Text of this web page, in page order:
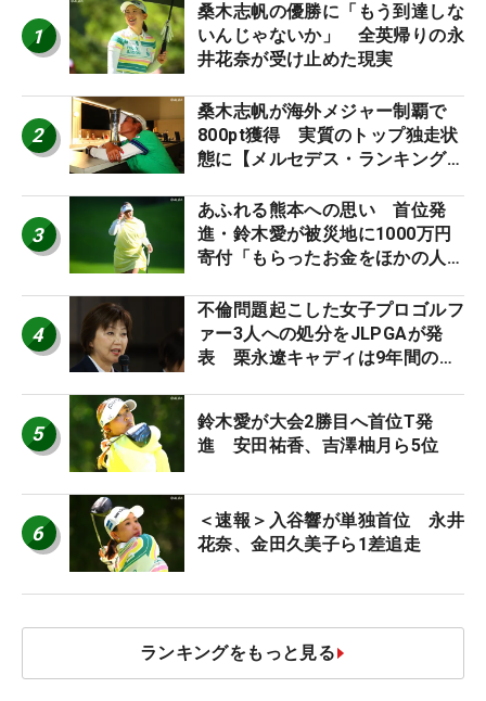
1
桑木志帆の優勝に「もう到達しな
いんじゃないか」 全英帰りの永
井花奈が受け止めた現実
2
桑木志帆が海外メジャー制覇で
800pt獲得 実質のトップ独走状
態に【メルセデス・ランキング番
3
あふれる熊本への思い 首位発
進・鈴木愛が被災地に1000万円
寄付「もらったお金をほかの人
4
不倫問題起こした女子プロゴルフ
ァー3人への処分をJLPGAが発
表 栗永遼キャディは9年間の立
5
鈴木愛が大会2勝目へ首位T発
進 安田祐香、吉澤柚月ら5位
6
＜速報＞入谷響が単独首位 永井
花奈、金田久美子ら1差追走
ランキングをもっと見る